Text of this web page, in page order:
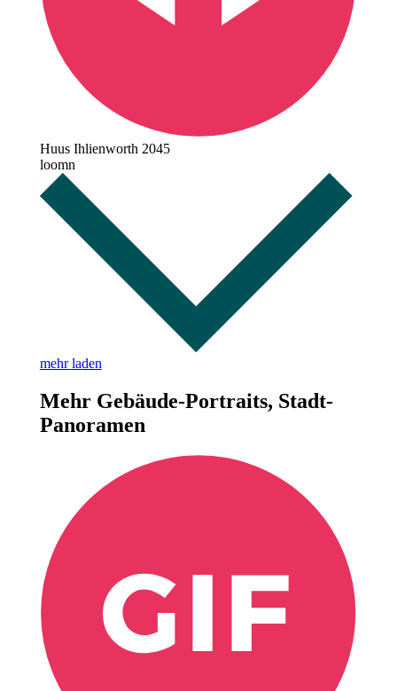
Huus Ihlienworth 2045
loomn
mehr laden
Mehr Gebäude-Portraits, Stadt-
Panoramen